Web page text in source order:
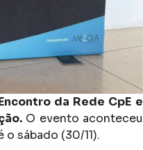
da Rede CpE e
O evento aconteceu
sábado (30/11).